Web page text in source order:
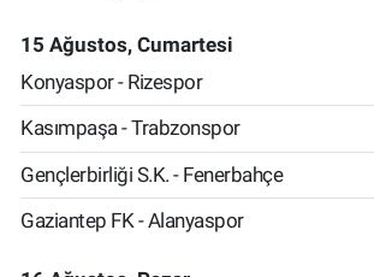
15 Ağustos, Cumartesi
Konyaspor - Rizespor
Kasımpaşa - Trabzonspor
Gençlerbirliği S.K. - Fenerbahçe
Gaziantep FK - Alanyaspor